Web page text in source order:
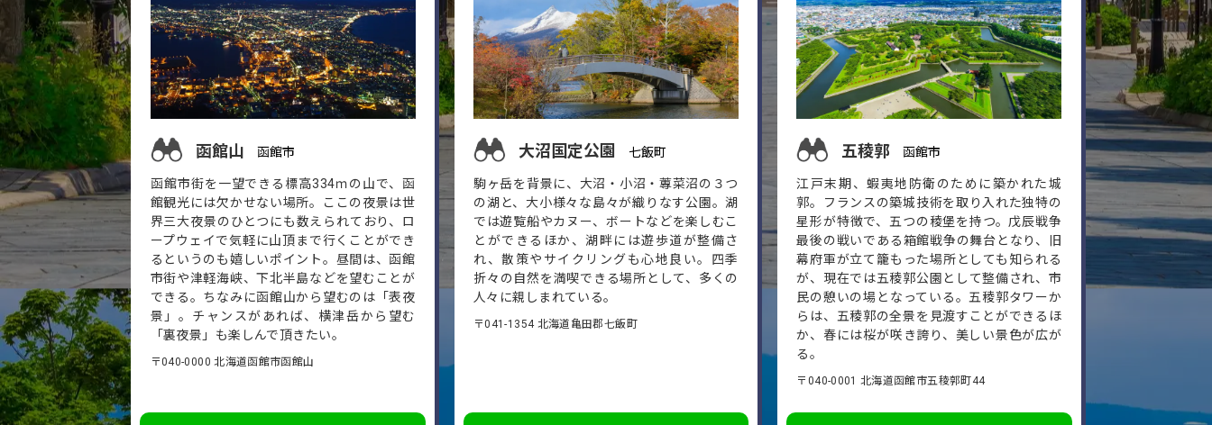
函館山 函館市
函館市街を一望できる標高334ｍの山で、函
館観光には欠かせない場所。ここの夜景は世
界三大夜景のひとつにも数えられており、ロ
ープウェイで気軽に山頂まで行くことができ
るというのも嬉しいポイント。昼間は、函館
市街や津軽海峡、下北半島などを望むことが
できる。ちなみに函館山から望むのは「表夜
景」。チャンスがあれば、横津岳から望む
「裏夜景」も楽しんで頂きたい。
〒040-0000 北海道函館市函館山
大沼国定公園 七飯町
駒ヶ岳を背景に、大沼・小沼・蓴菜沼の３つ
の湖と、大小様々な島々が織りなす公園。湖
では遊覧船やカヌー、ボートなどを楽しむこ
とができるほか、湖畔には遊歩道が整備さ
れ、散策やサイクリングも心地良い。四季
折々の自然を満喫できる場所として、多くの
人々に親しまれている。
〒041-1354 北海道亀田郡七飯町
五稜郭 函館市
江戸末期、蝦夷地防衛のために築かれた城
郭。フランスの築城技術を取り入れた独特の
星形が特徴で、五つの稜堡を持つ。戊辰戦争
最後の戦いである箱館戦争の舞台となり、旧
幕府軍が立て籠もった場所としても知られる
が、現在では五稜郭公園として整備され、市
民の憩いの場となっている。五稜郭タワーか
らは、五稜郭の全景を見渡すことができるほ
か、春には桜が咲き誇り、美しい景色が広が
る。
〒040-0001 北海道函館市五稜郭町44